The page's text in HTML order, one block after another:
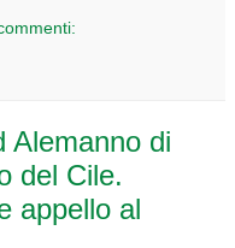
Alemanno di
del Cile.
appello al